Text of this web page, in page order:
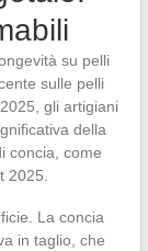
su pelli
sulle pelli
gli artigiani
della
concia, come
2025.
La concia
in taglio, che